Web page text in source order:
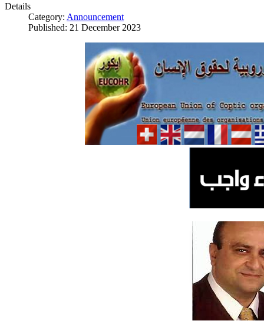
Details
Category: Announcement
Published: 21 December 2023